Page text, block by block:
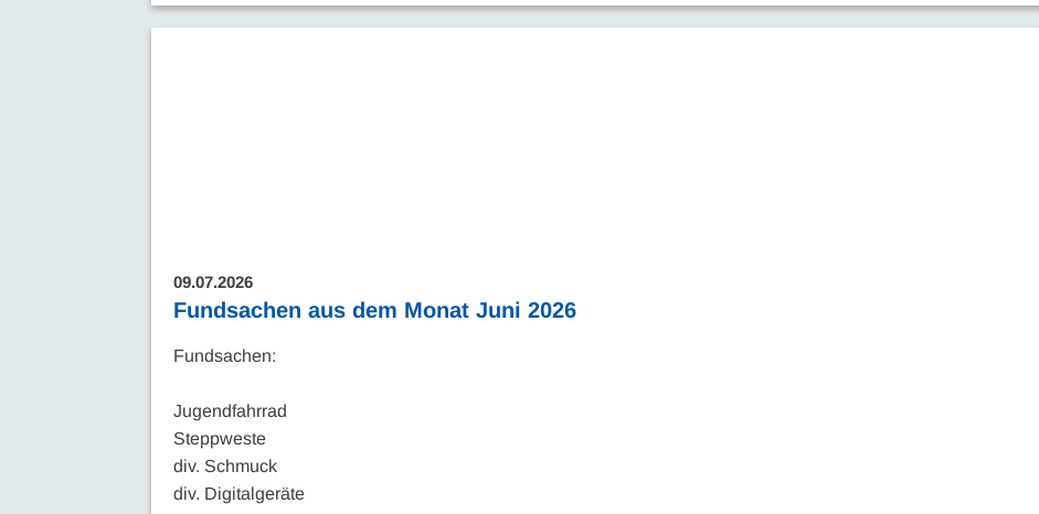
09.07.2026
Fundsachen aus dem Monat Juni 2026
Fundsachen:
Jugendfahrrad
Steppweste
div. Schmuck
div. Digitalgeräte